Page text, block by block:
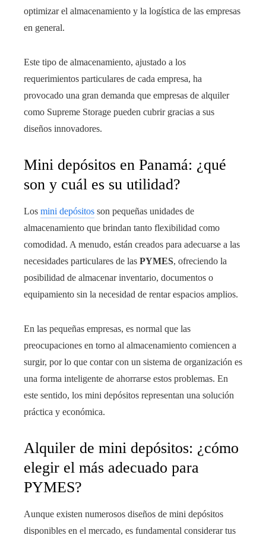
optimizar el almacenamiento y la logística de las empresas
en general.
Este tipo de almacenamiento, ajustado a los
requerimientos particulares de cada empresa, ha
provocado una gran demanda que empresas de alquiler
como Supreme Storage pueden cubrir gracias a sus
diseños innovadores.
Mini depósitos en Panamá: ¿qué
son y cuál es su utilidad?
Los mini depósitos son pequeñas unidades de
almacenamiento que brindan tanto flexibilidad como
comodidad. A menudo, están creados para adecuarse a las
necesidades particulares de las PYMES, ofreciendo la
posibilidad de almacenar inventario, documentos o
equipamiento sin la necesidad de rentar espacios amplios.
En las pequeñas empresas, es normal que las
preocupaciones en torno al almacenamiento comiencen a
surgir, por lo que contar con un sistema de organización es
una forma inteligente de ahorrarse estos problemas. En
este sentido, los mini depósitos representan una solución
práctica y económica.
Alquiler de mini depósitos: ¿cómo
elegir el más adecuado para
PYMES?
Aunque existen numerosos diseños de mini depósitos
disponibles en el mercado, es fundamental considerar tus